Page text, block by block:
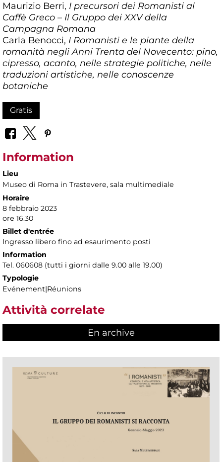
Maurizio Berri, I precursori dei Romanisti al
Caffè Greco – Il Gruppo dei XXV della
Campagna Romana
Carla Benocci, I Romanisti e le piante della
romanità negli Anni Trenta del Novecento: pino,
cipresso, acanto, nelle strategie politiche, nelle
traduzioni artistiche, nelle conoscenze
botaniche
Gratis
Information
Lieu
Museo di Roma in Trastevere, sala multimediale
Horaire
8 febbraio 2023
ore 16.30
Billet d'entrée
Ingresso libero fino ad esaurimento posti
Information
Tel. 060608 (tutti i giorni dalle 9.00 alle 19.00)
Typologie
Evénement|Réunions
Attività correlate
En archive